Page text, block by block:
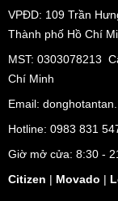
VPĐD: 109 Trần
Thành phố Hồ Chí
MST: 0303078213
Chí Minh
Email:
Hotline: 0983 831
Giờ mở cửa: 8:30 -
Citizen | Movado |